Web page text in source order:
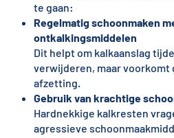
te gaan:
Regelmatig schoonmaken
ontkalkingsmiddelen
Dit helpt om kalkaanslag
verwijderen, maar voorkomt
afzetting.
Gebruik van krachtige
Hardnekkige kalkresten
agressieve